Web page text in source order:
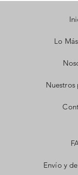
Lo
Nuestros
Envío y